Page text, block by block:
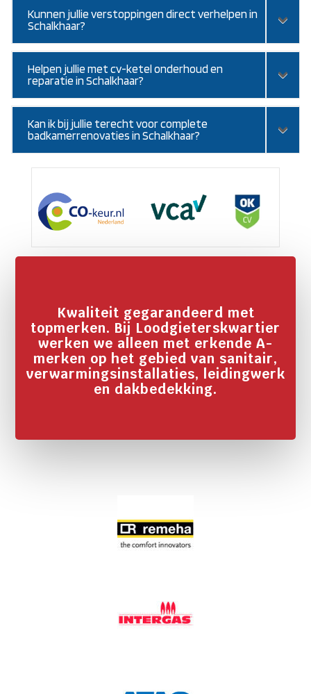
Kunnen jullie verstoppingen direct verhelpen in
Schalkhaar?
Helpen jullie met cv-ketel onderhoud en
reparatie in Schalkhaar?
Kan ik bij jullie terecht voor complete
badkamerrenovaties in Schalkhaar?
Kwaliteit gegarandeerd met
topmerken. Bij Loodgieterskwartier
werken we alleen met erkende A-
merken op het gebied van sanitair,
verwarmingsinstallaties, leidingwerk
en dakbedekking.